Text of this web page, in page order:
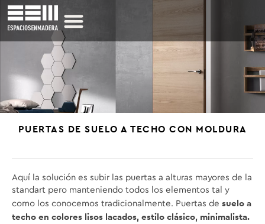
PUERTAS DE SUELO A TECHO CON MOLDURA
Aquí la solución es subir las puertas a alturas mayores de la
standart pero manteniendo todos los elementos tal y
como los conocemos tradicionalmente. Puertas de suelo a
techo en colores lisos lacados, estilo clásico, minimalista.